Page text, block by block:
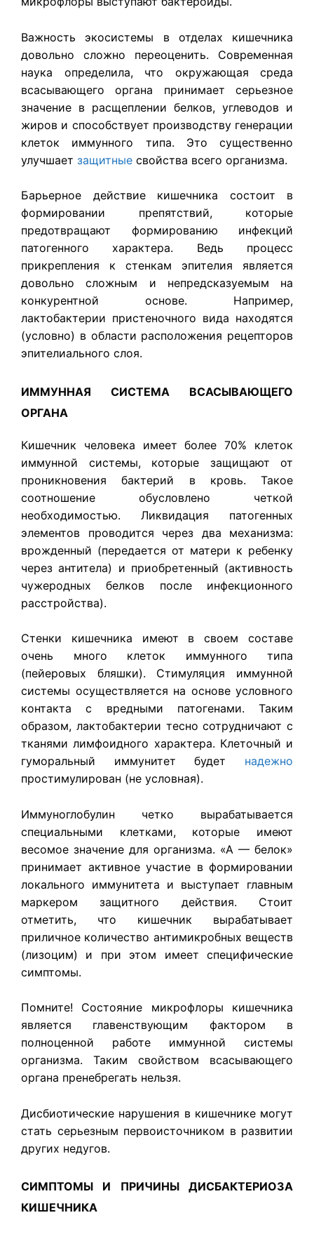
Важность экосистемы в отделах кишечника
довольно сложно переоценить. Современная
наука определила, что окружающая среда
всасывающего органа принимает серьезное
значение в расщеплении белков, углеводов и
жиров и способствует производству генерации
клеток иммунного типа. Это существенно
улучшает защитные свойства всего организма.
Барьерное действие кишечника состоит в
формировании препятствий, которые
предотвращают формированию инфекций
патогенного характера. Ведь процесс
прикрепления к стенкам эпителия является
довольно сложным и непредсказуемым на
конкурентной основе. Например,
лактобактерии пристеночного вида находятся
(условно) в области расположения рецепторов
эпителиального слоя.
ИММУННАЯ СИСТЕМА ВСАСЫВАЮЩЕГО
ОРГАНА
Кишечник человека имеет более 70% клеток
иммунной системы, которые защищают от
проникновения бактерий в кровь. Такое
соотношение обусловлено четкой
необходимостью. Ликвидация патогенных
элементов проводится через два механизма:
врожденный (передается от матери к ребенку
через антитела) и приобретенный (активность
чужеродных белков после инфекционного
расстройства).
Стенки кишечника имеют в своем составе
очень много клеток иммунного типа
(пейеровых бляшки). Стимуляция иммунной
системы осуществляется на основе условного
контакта с вредными патогенами. Таким
образом, лактобактерии тесно сотрудничают с
тканями лимфоидного характера. Клеточный и
гуморальный иммунитет будет надежно
простимулирован (не условная).
Иммуноглобулин четко вырабатывается
специальными клетками, которые имеют
весомое значение для организма. «А — белок»
принимает активное участие в формировании
локального иммунитета и выступает главным
маркером защитного действия. Стоит
отметить, что кишечник вырабатывает
приличное количество антимикробных веществ
(лизоцим) и при этом имеет специфические
симптомы.
Помните! Состояние микрофлоры кишечника
является главенствующим фактором в
полноценной работе иммунной системы
организма. Таким свойством всасывающего
органа пренебрегать нельзя.
Дисбиотические нарушения в кишечнике могут
стать серьезным первоисточником в развитии
других недугов.
СИМПТОМЫ И ПРИЧИНЫ ДИСБАКТЕРИОЗА
КИШЕЧНИКА